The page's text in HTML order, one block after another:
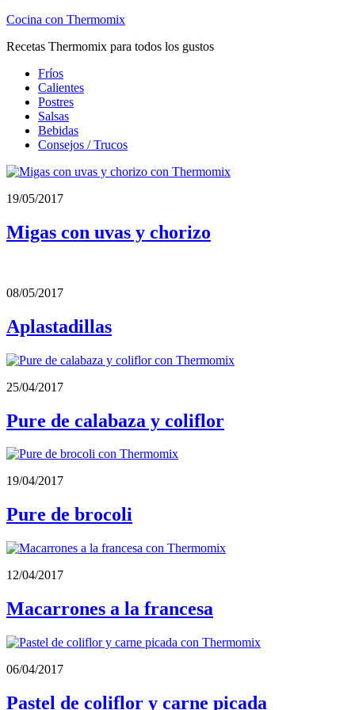
Cocina con Thermomix
Recetas Thermomix para todos los gustos
Fríos
Calientes
Postres
Salsas
Bebidas
Consejos / Trucos
19/05/2017
Migas con uvas y chorizo
08/05/2017
Aplastadillas
25/04/2017
Pure de calabaza y coliflor
19/04/2017
Pure de brocoli
12/04/2017
Macarrones a la francesa
06/04/2017
Pastel de coliflor y carne picada